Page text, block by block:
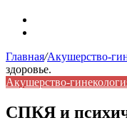
Главная/Акушерство-
здоровье.
Акушерство-
СПКЯ и